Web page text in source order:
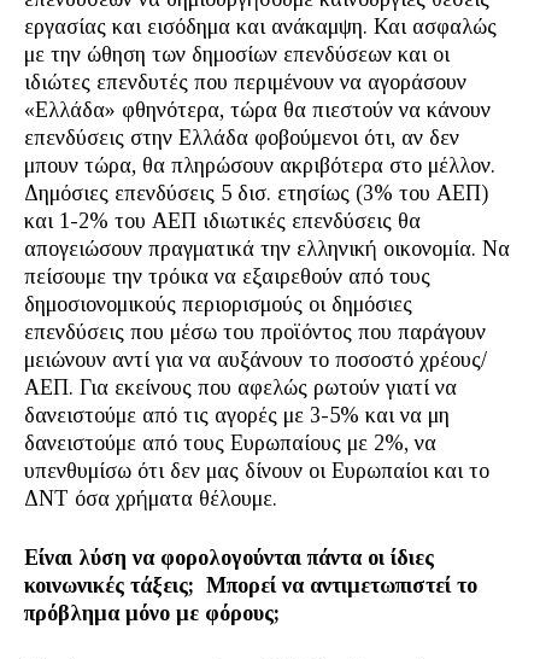
εργασίας και εισόδημα και ανάκαμψη. Και ασφαλώς
με την ώθηση των δημοσίων επενδύσεων και οι
ιδιώτες επενδυτές που περιμένουν να αγοράσουν
«Ελλάδα» φθηνότερα, τώρα θα πιεστούν να κάνουν
επενδύσεις στην Ελλάδα φοβούμενοι ότι, αν δεν
μπουν τώρα, θα πληρώσουν ακριβότερα στο μέλλον.
Δημόσιες επενδύσεις 5 δισ. ετησίως (3% του ΑΕΠ)
και 1-2% του ΑΕΠ ιδιωτικές επενδύσεις θα
απογειώσουν πραγματικά την ελληνική οικονομία. Να
πείσουμε την τρόικα να εξαιρεθούν από τους
δημοσιονομικούς περιορισμούς οι δημόσιες
επενδύσεις που μέσω του προϊόντος που παράγουν
μειώνουν αντί για να αυξάνουν το ποσοστό χρέους/
ΑΕΠ. Για εκείνους που αφελώς ρωτούν γιατί να
δανειστούμε από τις αγορές με 3-5% και να μη
δανειστούμε από τους Ευρωπαίους με 2%, να
υπενθυμίσω ότι δεν μας δίνουν οι Ευρωπαίοι και το
ΔΝΤ όσα χρήματα θέλουμε.
Είναι λύση να φορολογούνται πάντα οι ίδιες
κοινωνικές τάξεις; Μπορεί να αντιμετωπιστεί το
πρόβλημα μόνο με φόρους;